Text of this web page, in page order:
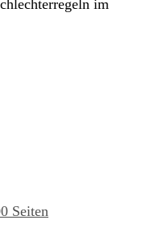
im
Seiten